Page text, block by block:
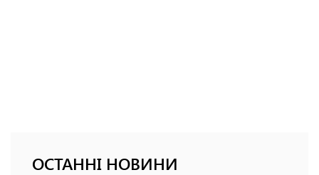
ОСТАННІ НОВИНИ